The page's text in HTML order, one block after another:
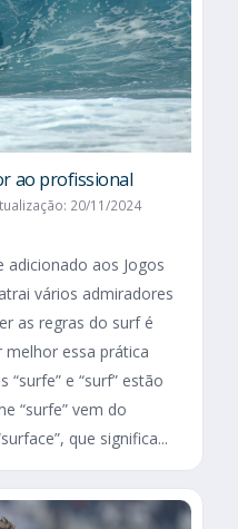
ao profissional
20/11/2024
adicionado aos Jogos
vários admiradores
as regras do surf é
essa prática
“surfe” e “surf” estão
“surfe” vem do
que significa...